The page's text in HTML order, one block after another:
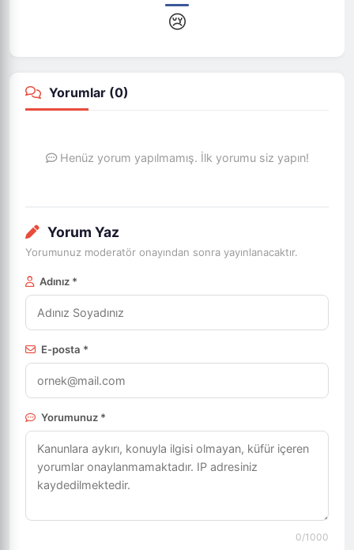
😢
Yorumlar (0)
Henüz yorum yapılmamış. İlk yorumu siz yapın!
Yorum Yaz
Yorumunuz moderatör onayından sonra yayınlanacaktır.
Adınız *
E-posta *
Yorumunuz *
0/1000